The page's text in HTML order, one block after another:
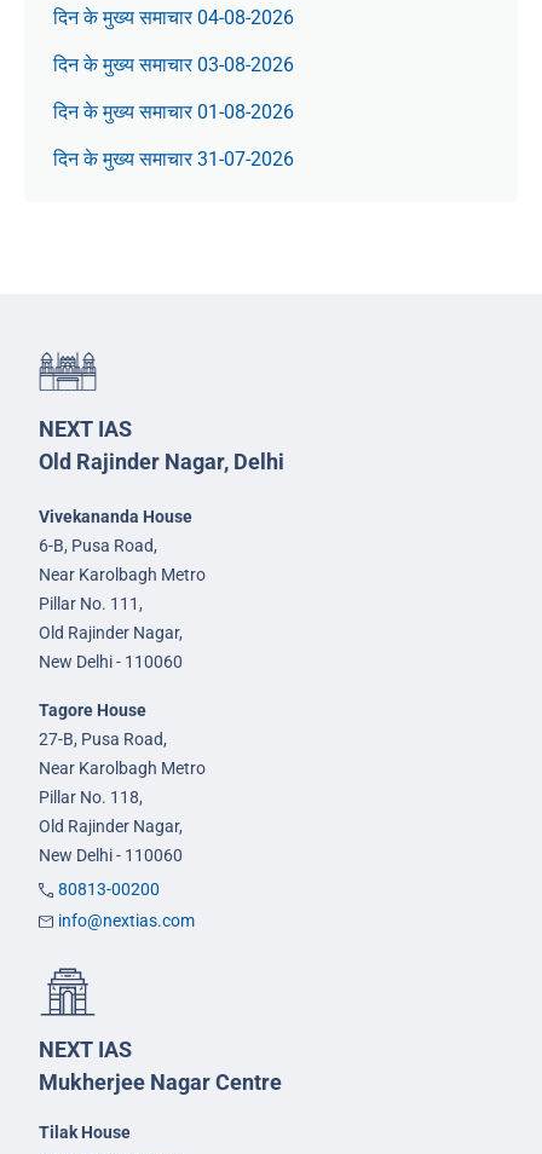
दिन के मुख्य समाचार 04-08-2026
दिन के मुख्य समाचार 03-08-2026
दिन के मुख्य समाचार 01-08-2026
दिन के मुख्य समाचार 31-07-2026
NEXT IAS
Old Rajinder Nagar, Delhi
Vivekananda House
6-B, Pusa Road,
Near Karolbagh Metro
Pillar No. 111,
Old Rajinder Nagar,
New Delhi - 110060
Tagore House
27-B, Pusa Road,
Near Karolbagh Metro
Pillar No. 118,
Old Rajinder Nagar,
New Delhi - 110060
80813-00200
info@nextias.com
NEXT IAS
Mukherjee Nagar Centre
Tilak House